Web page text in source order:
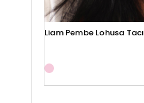
Liam Pembe Lohusa Tacı